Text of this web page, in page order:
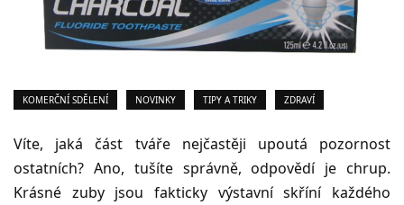
KOMERČNÍ SDĚLENÍ NOVINKY TIPY A TRIKY ZDRAVÍ
Víte, jaká část tváře nejčastěji upoutá pozornost
ostatních? Ano, tušíte správně, odpovědí je chrup.
Krásné zuby jsou fakticky výstavní skříní každého